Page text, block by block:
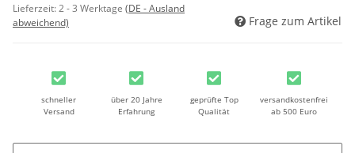
Lieferzeit:2 - 3 Werktage (DE - Ausland
abweichend)
Frage zum Artikel
schneller
Versand
über 20 Jahre
Erfahrung
geprüfte Top
Qualität
versandkostenfrei
ab 500 Euro